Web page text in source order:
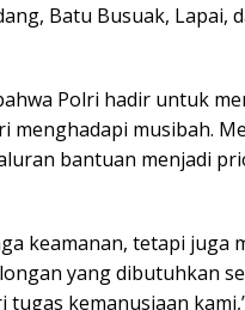
Batu Busuak, Lapai,
Polri hadir untuk
menghadapi musibah.
bantuan menjadi
keamanan, tetapi juga
yang dibutuhkan
tugas kemanusiaan